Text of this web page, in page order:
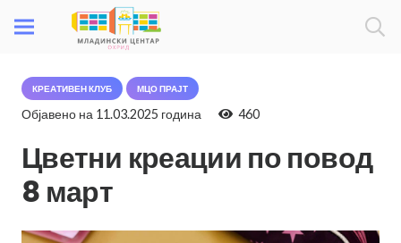
КРЕАТИВЕН КЛУБ МЦО ПРАЈТ
Објавено на 11.03.2025 година 460
Цветни креации по повод
8 март